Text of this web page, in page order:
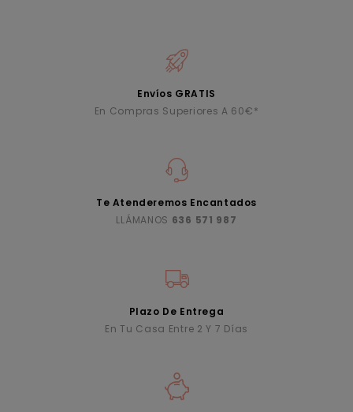
Envíos GRATIS
En Compras Superiores A 60€*
Te Atenderemos Encantados
LLÁMANOS 636 571 987
Plazo De Entrega
En Tu Casa Entre 2 Y 7 Días